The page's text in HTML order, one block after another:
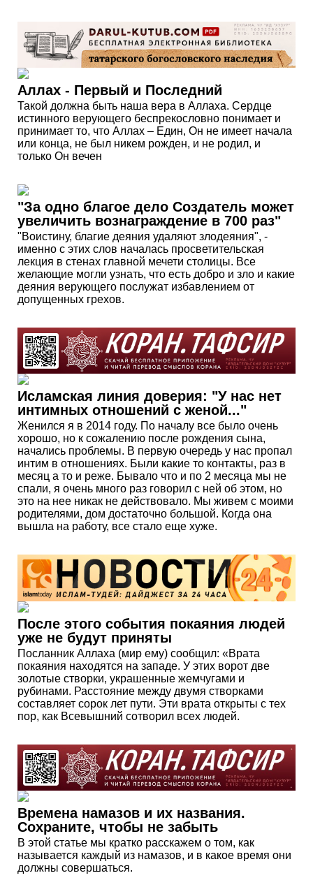
Аллах - Первый и Последний
Такой должна быть наша вера в Аллаха. Сердце
истинного верующего беспрекословно понимает и
принимает то, что Аллах – Един, Он не имеет начала
или конца, не был никем рожден, и не родил, и
только Он вечен
"За одно благое дело Создатель может
увеличить вознаграждение в 700 раз"
"Воистину, благие деяния удаляют злодеяния", -
именно с этих слов началась просветительская
лекция в стенах главной мечети столицы. Все
желающие могли узнать, что есть добро и зло и какие
деяния верующего послужат избавлением от
допущенных грехов.
Исламская линия доверия: "У нас нет
интимных отношений с женой..."
Женился я в 2014 году. По началу все было очень
хорошо, но к сожалению после рождения сына,
начались проблемы. В первую очередь у нас пропал
интим в отношениях. Были какие то контакты, раз в
месяц а то и реже. Бывало что и по 2 месяца мы не
спали, я очень много раз говорил с ней об этом, но
это на нее никак не действовало. Мы живем с моими
родителями, дом достаточно большой. Когда она
вышла на работу, все стало еще хуже.
После этого события покаяния людей
уже не будут приняты
Посланник Аллаха (мир ему) сообщил: «Врата
покаяния находятся на западе. У этих ворот две
золотые створки, украшенные жемчугами и
рубинами. Расстояние между двумя створками
составляет сорок лет пути. Эти врата открыты с тех
пор, как Всевышний сотворил всех людей.
Времена намазов и их названия.
Сохраните, чтобы не забыть
В этой статье мы кратко расскажем о том, как
называется каждый из намазов, и в какое время они
должны совершаться.